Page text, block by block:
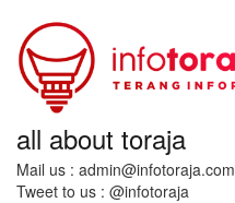
all about toraja
Mail us : admin@infotoraja.com
Tweet to us : @infotoraja